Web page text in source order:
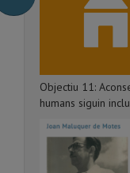
Objectiu 11:
humans siguin